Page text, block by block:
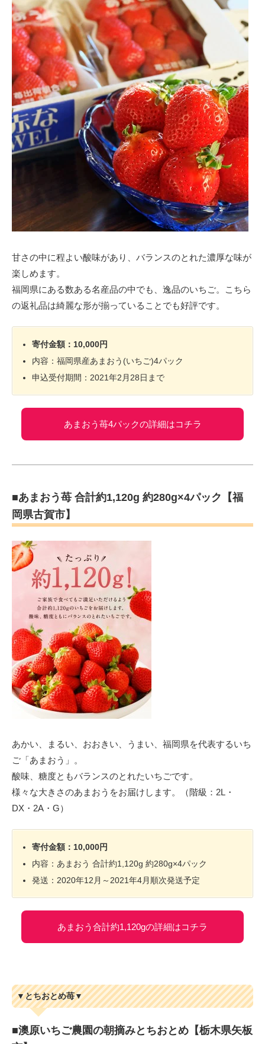
甘さの中に程よい酸味があり、バランスのとれた濃厚な味が
楽しめます。
福岡県にある数ある名産品の中でも、逸品のいちご。こちら
の返礼品は綺麗な形が揃っていることでも好評です。
寄付金額：10,000円
内容：福岡県産あまおう(いちご)4パック
申込受付期間：2021年2月28日まで
あまおう苺4パックの詳細はコチラ
■あまおう苺 合計約1,120g 約280g×4パック【福
岡県古賀市】
あかい、まるい、おおきい、うまい、福岡県を代表するいち
ご「あまおう」。
酸味、糖度ともバランスのとれたいちごです。
様々な大きさのあまおうをお届けします。（階級：2L・
DX・2A・G）
寄付金額：10,000円
内容：あまおう 合計約1,120g 約280g×4パック
発送：2020年12月～2021年4月順次発送予定
あまおう合計約1,120gの詳細はコチラ
▼とちおとめ苺▼
■澳原いちご農園の朝摘みとちおとめ【栃木県矢板